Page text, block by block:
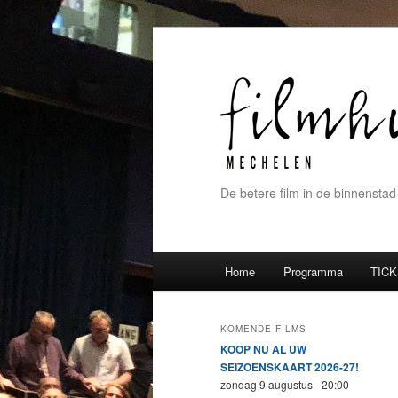
De betere film in de binnenstad
Spring naar de primaire
Spring naar de secundaire
Home Programma
KOMENDE FILMS
KOOP NU AL UW
SEIZOENSKAART 2026-27!
zondag 9 augustus - 20:00